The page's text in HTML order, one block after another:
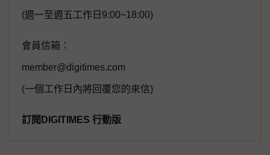
(週一至週五工作日9:00~18:00)
會員信箱：
member@digitimes.com
(一個工作日內將回覆您的來信)
訂閱DIGITIMES 行動版